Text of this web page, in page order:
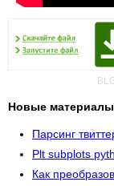
Новые
Парсинг
Plt subplots
Как